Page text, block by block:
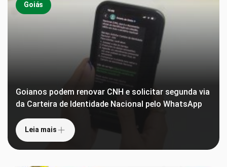
Goiás
Goianos podem renovar CNH e solicitar segunda via
da Carteira de Identidade Nacional pelo WhatsApp
Leia mais